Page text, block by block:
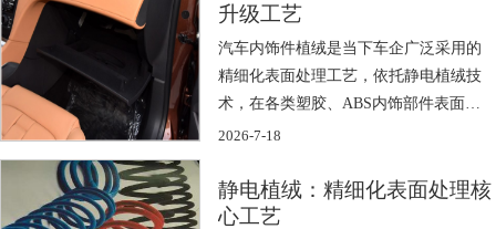
升级工艺
汽车内饰件植绒是当下车企广泛采用的
精细化表面处理工艺，依托静电植绒技
术，在各类塑胶、ABS内饰部件表面附
着一层 […]
2026-7-18
静电植绒：精细化表面处理核
心工艺